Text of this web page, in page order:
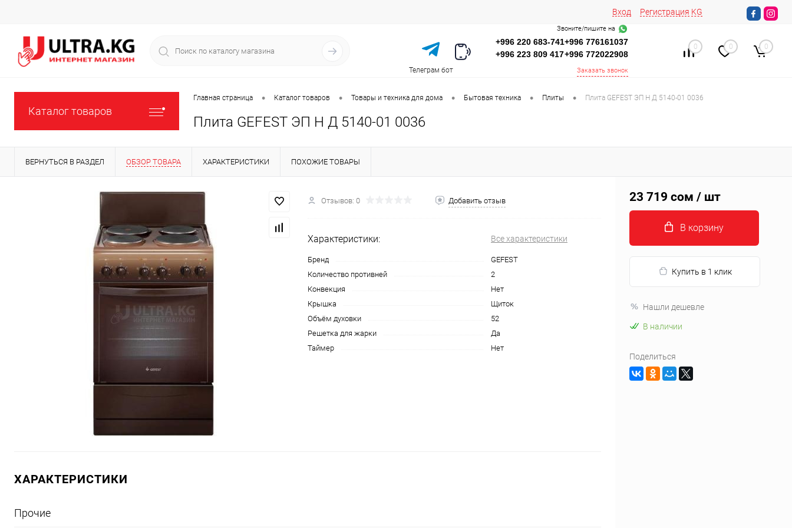
Вход Регистрация KG
Телеграм бот
Звоните/пишите на
+996 220 683-741
+996 223 809 417
+996 776161037
+996 772022908
Заказать звонок
0 0 0
Каталог товаров
Главная страница • Каталог товаров • Товары и техника для дома • Бытовая техника • Плиты • Плита GEFEST ЭП Н Д 5140-01 0036
Плита GEFEST ЭП Н Д 5140-01 0036
ВЕРНУТЬСЯ В РАЗДЕЛ ОБЗОР ТОВАРА ХАРАКТЕРИСТИКИ ПОХОЖИЕ ТОВАРЫ
Отзывов: 0 Добавить отзыв
Характеристики: Все характеристики
Бренд
GEFEST
Количество противней
2
Конвекция
Нет
Крышка
Щиток
Объём духовки
52
Решетка для жарки
Да
Таймер
Нет
ХАРАКТЕРИСТИКИ
Прочие
23 719 сом / шт
В корзину
Купить в 1 клик
Нашли дешевле
В наличии
Поделиться